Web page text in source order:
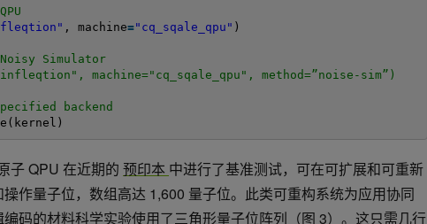
, machine="cq_sqale_qpu" )
Simulator
machine="cq_sqale_qpu", method=”noise-sim”)
backend
子 QPU 在近期的 预印本 中进行了基准测试，可在可扩展和可重新
作量子位，数组高达 1,600 量子位。此类可重构系统为应用协同
码的材料科学实验使用了三角形量子位阵列（图 3）。这只需几行